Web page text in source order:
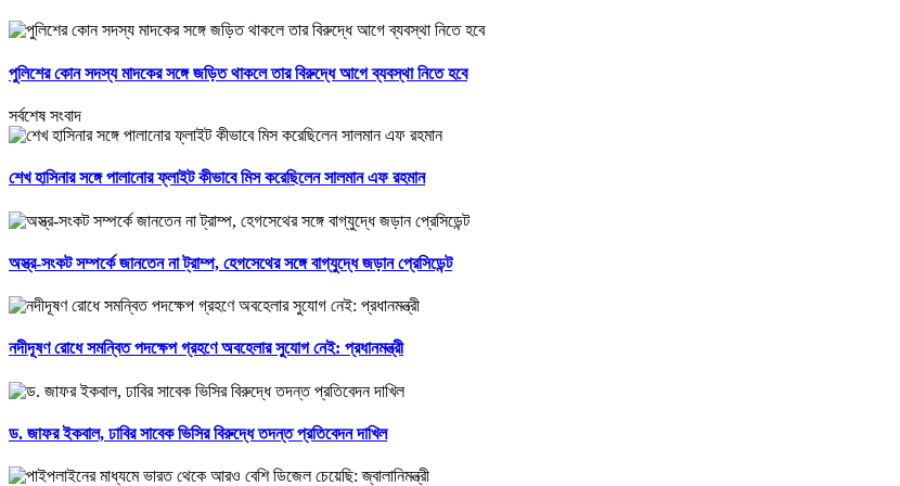
পুলিশের কোন সদস্য মাদকের সঙ্গে জড়িত থাকলে তার বিরুদ্ধে আগে ব্যবস্থা নিতে হবে
সর্বশেষ সংবাদ
শেখ হাসিনার সঙ্গে পালানোর ফ্লাইট কীভাবে মিস করেছিলেন সালমান এফ রহমান
অস্ত্র-সংকট সম্পর্কে জানতেন না ট্রাম্প, হেগসেথের সঙ্গে বাগ্‌যুদ্ধে জড়ান প্রেসিডেন্ট
নদীদূষণ রোধে সমন্বিত পদক্ষেপ গ্রহণে অবহেলার সুযোগ নেই: প্রধানমন্ত্রী
ড. জাফর ইকবাল, ঢাবির সাবেক ভিসির বিরুদ্ধে তদন্ত প্রতিবেদন দাখিল